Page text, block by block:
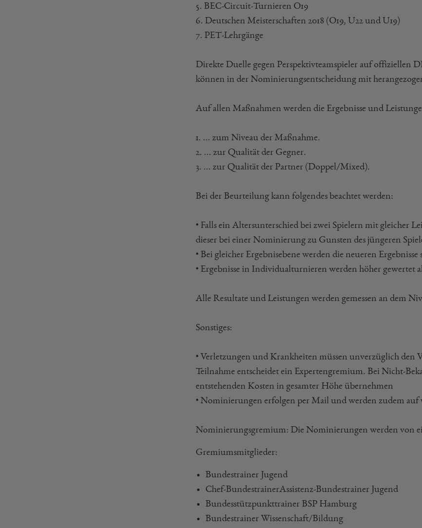
5. BEC-Circuit-Turnieren O19
6. Deutschen Meisterschaften 2018 (O19, U22 und U19)
7. PET-Lehrgänge
Direkte Duelle gegen Perspektivteamspieler auf offiziellen
können in der Nominierungsentscheidung mit
Auf allen Maßnahmen werden die Ergebnisse und
1. ... zum Niveau der Maßnahme.
2. ... zur Qualität der Gegner.
3. ... zur Qualität der Partner (Doppel/Mixed).
Bei der Beurteilung kann folgendes beachtet werden:
• Falls ein Altersunterschied bei zwei Spielern mit gleicher
dieser bei einer Nominierung zu Gunsten des jüngeren
• Bei gleicher Ergebnisebene werden die neueren
• Ergebnisse in Individualturnieren werden höher gewertet
Alle Resultate und Leistungen werden gemessen an dem
Sonstiges:
• Verletzungen und Krankheiten müssen unverzüglich den
Teilnahme entscheidet ein Expertengremium. Bei Nicht-
entstehenden Kosten in gesamter Höhe übernehmen
• Nominierungen erfolgen per Mail und werden zudem
Nominierungsgremium: Die Nominierungen werden von
Gremiumsmitglieder:
Bundestrainer Jugend
Chef-BundestrainerAssistenz-Bundestrainer Jugend
Bundesstützpunkttrainer BSP Hamburg
Bundestrainer Wissenschaft/Bildung